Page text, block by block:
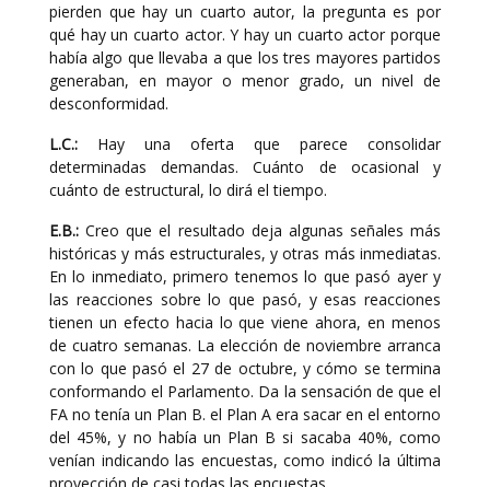
pierden que hay un cuarto autor, la pregunta es por
qué hay un cuarto actor. Y hay un cuarto actor porque
había algo que llevaba a que los tres mayores partidos
generaban, en mayor o menor grado, un nivel de
desconformidad.
L.C.: Hay una oferta que parece consolidar
determinadas demandas. Cuánto de ocasional y
cuánto de estructural, lo dirá el tiempo.
E.B.: Creo que el resultado deja algunas señales más
históricas y más estructurales, y otras más inmediatas.
En lo inmediato, primero tenemos lo que pasó ayer y
las reacciones sobre lo que pasó, y esas reacciones
tienen un efecto hacia lo que viene ahora, en menos
de cuatro semanas. La elección de noviembre arranca
con lo que pasó el 27 de octubre, y cómo se termina
conformando el Parlamento. Da la sensación de que el
FA no tenía un Plan B. el Plan A era sacar en el entorno
del 45%, y no había un Plan B si sacaba 40%, como
venían indicando las encuestas, como indicó la última